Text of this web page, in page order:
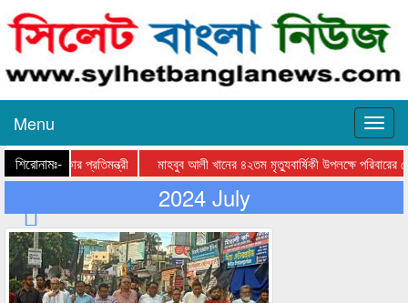
Menu
শিরোনামঃ-
সরকার প্রতিমন্ত্রী মাহবুব আলী খানের ৪২তম মৃত্যুবার্ষিকী উপলক্ষে পরিবারের দোয়া
2024 July